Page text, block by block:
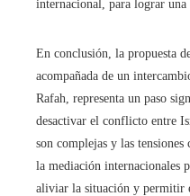
internacional, para lograr una
En conclusión, la propuesta
acompañada de un
Rafah, representa un paso
desactivar el conflicto entre
son complejas y las
la mediación internacionales
aliviar la situación y permitir